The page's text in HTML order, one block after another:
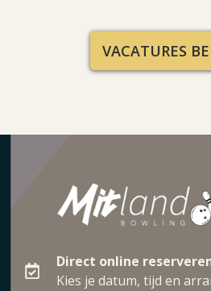
VACATURES
Direct online
Kies je datum, tijd en